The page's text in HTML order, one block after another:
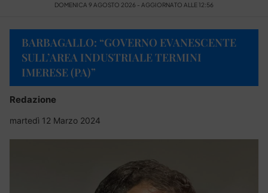
DOMENICA 9 AGOSTO 2026 - AGGIORNATO ALLE 12:56
BARBAGALLO: “GOVERNO EVANESCENTE
SULL’AREA INDUSTRIALE TERMINI
IMERESE (PA)”
Redazione
martedì 12 Marzo 2024